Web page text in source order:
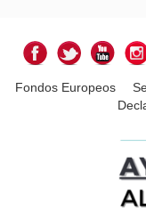
Fondos Europeos